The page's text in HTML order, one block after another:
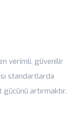
verimli, güvenilir
standartlarda
artırmaktır.